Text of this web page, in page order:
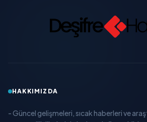
HAKKIMIZDA
- Güncel gelişmeleri, sıcak haberleri ve